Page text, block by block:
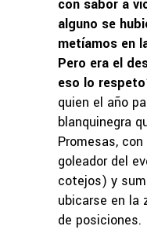
con sabor a
alguno se
metíamos en
Pero era el
eso lo respeto
quien el año
blanquinegra
Promesas,
goleador del
cotejos) y
ubicarse en la
de posiciones.